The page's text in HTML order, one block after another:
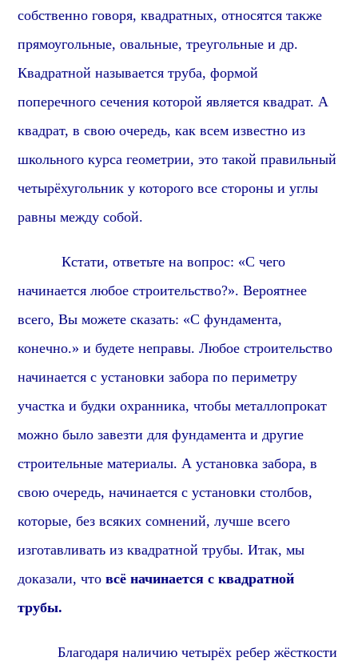
собственно говоря, квадратных, относятся также
прямоугольные, овальные, треугольные и др.
Квадратной называется труба, формой
поперечного сечения которой является квадрат. А
квадрат, в свою очередь, как всем известно из
школьного курса геометрии, это такой правильный
четырёхугольник у которого все стороны и углы
равны между собой.
Кстати, ответьте на вопрос: «С чего
начинается любое строительство?». Вероятнее
всего, Вы можете сказать: «С фундамента,
конечно.» и будете неправы. Любое строительство
начинается с установки забора по периметру
участка и будки охранника, чтобы металлопрокат
можно было завезти для фундамента и другие
строительные материалы. А установка забора, в
свою очередь, начинается с установки столбов,
которые,без всяких сомнений, лучше всего
изготавливать из квадратной трубы. Итак, мы
доказали, чтовсё начинается с квадратной
трубы.
Благодаря наличию четырёх ребер жёсткости